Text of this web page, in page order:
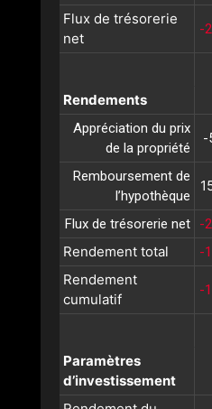
Flux de trésorerie
net
-
Rendements
Appréciation du prix
de la propriété
-
Remboursement de
l’hypothèque
Flux de trésorerie net -
Rendement total -
Rendement
cumulatif
-
Paramètres
d’investissement